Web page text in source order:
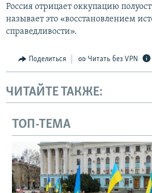
Россия отрицает оккупацию
называет это «восстановлением
справедливости».
Поделиться Читать без VPN
ЧИТАЙТЕ ТАКЖЕ:
ТОП-ТЕМА